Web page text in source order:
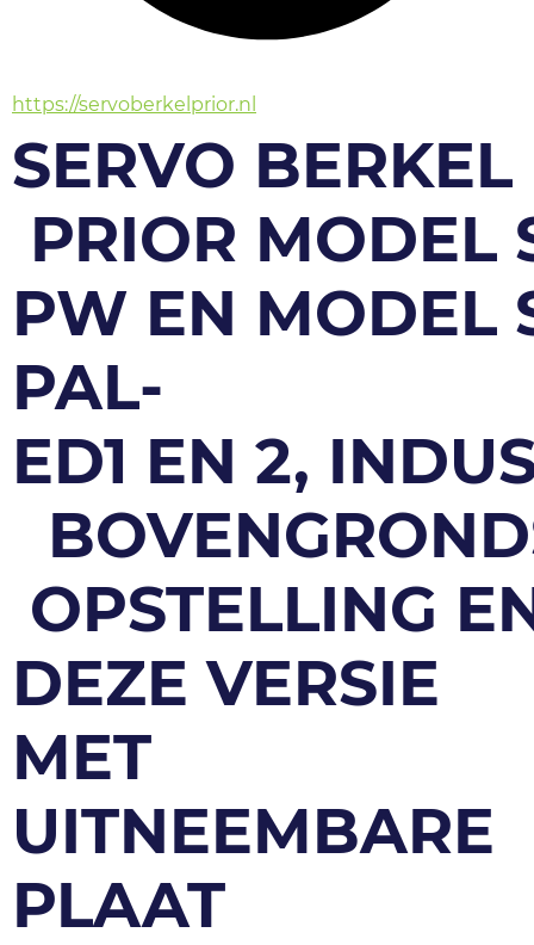
https://servoberkelprior.nl
SERVO BERKEL
PRIOR MODEL
PW EN MODEL
PAL‐
ED1 EN 2,
OPSTELLING
DEZE VERSIE
MET
UITNEEMBARE
PLAAT